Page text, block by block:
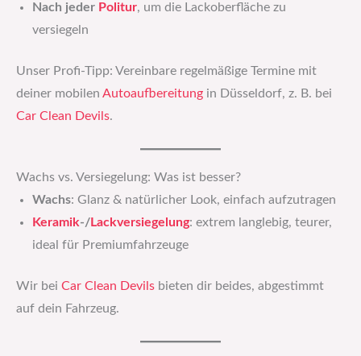
Nach jeder Politur, um die Lackoberfläche zu
versiegeln
Unser Profi-Tipp: Vereinbare regelmäßige Termine mit
deiner mobilen Autoaufbereitung in Düsseldorf, z. B. bei
Car Clean Devils.
Wachs vs. Versiegelung: Was ist besser?
Wachs: Glanz & natürlicher Look, einfach aufzutragen
Keramik-/ Lackversiegelung: extrem langlebig, teurer,
ideal für Premiumfahrzeuge
Wir bei Car Clean Devils bieten dir beides, abgestimmt
auf dein Fahrzeug.